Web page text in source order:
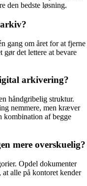
den bedste løsning.
gang om året for at fjerne
det lettere at bevare
arkivering?
håndgribelig struktur.
nemmere, men kræver
kombination af begge
mere overskuelig?
Opdel dokumenter
alle på kontoret kender